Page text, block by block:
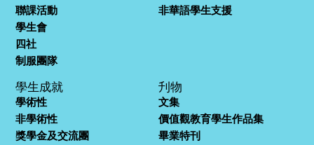
聯課活動
學生會
四社
制服團隊
非華語學生支援
學生成就
學術性
非學術性
獎學金及交流團
刋物
文集
價值觀教育學生作品集
畢業特刊